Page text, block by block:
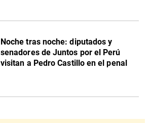
Noche tras noche: diputados y
senadores de Juntos por el Perú
visitan a Pedro Castillo en el penal